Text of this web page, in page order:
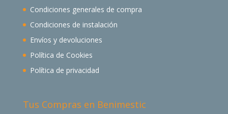
Condiciones generales de compra
Condiciones de instalación
Envíos y devoluciones
Política de Cookies
Política de privacidad
Tus Compras en Benimestic